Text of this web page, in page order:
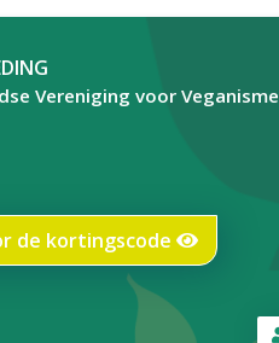
Vereniging voor Veganisme
de kortingscode